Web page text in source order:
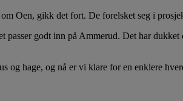
om Oen, gikk det fort. De forelsket seg i
passer godt inn på Ammerud. Det har
og hage, og nå er vi klare for en enklere